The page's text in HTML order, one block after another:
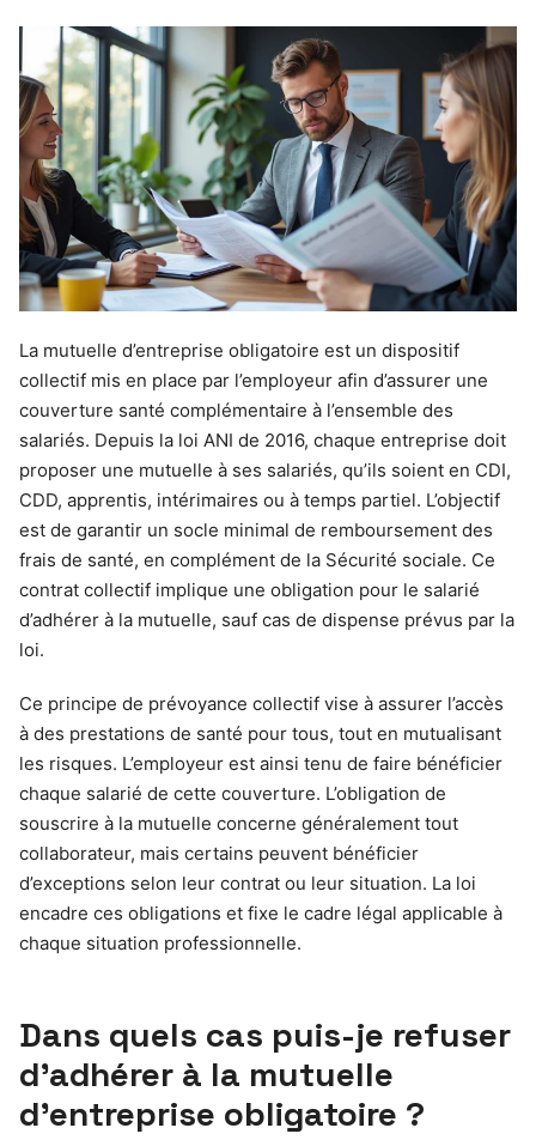
La mutuelle d’entreprise obligatoire est un dispositif
collectif mis en place par l’employeur afin d’assurer une
couverture santé complémentaire à l’ensemble des
salariés. Depuis la loi ANI de 2016, chaque entreprise doit
proposer une mutuelle à ses salariés, qu’ils soient en CDI,
CDD, apprentis, intérimaires ou à temps partiel. L’objectif
est de garantir un socle minimal de remboursement des
frais de santé, en complément de la Sécurité sociale. Ce
contrat collectif implique une obligation pour le salarié
d’adhérer à la mutuelle, sauf cas de dispense prévus par la
loi.
Ce principe de prévoyance collectif vise à assurer l’accès
à des prestations de santé pour tous, tout en mutualisant
les risques. L’employeur est ainsi tenu de faire bénéficier
chaque salarié de cette couverture. L’obligation de
souscrire à la mutuelle concerne généralement tout
collaborateur, mais certains peuvent bénéficier
d’exceptions selon leur contrat ou leur situation. La loi
encadre ces obligations et fixe le cadre légal applicable à
chaque situation professionnelle.
Dans quels cas puis-je refuser
d’adhérer à la mutuelle
d’entreprise obligatoire ?